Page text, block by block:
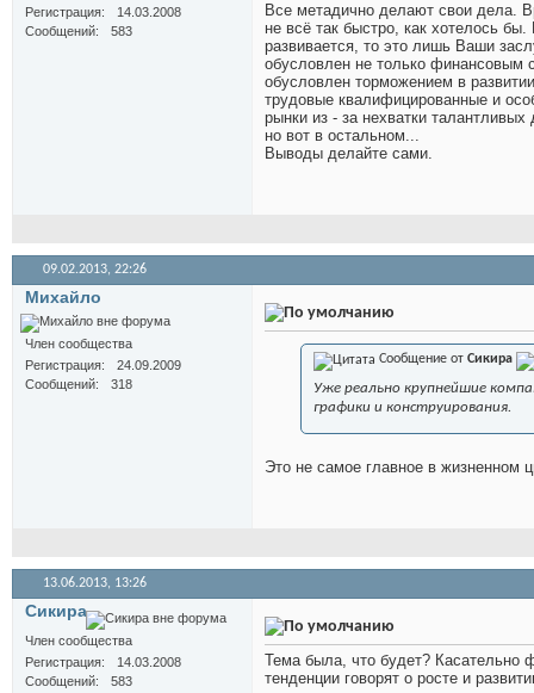
Регистрация
14.03.2008
Сообщений
583
Все метадично делают свои дела.
не всё так быстро, как хотелось
развивается, то это лишь Ваши
обусловлен не только
обусловлен торможением в
трудовые квалифицированные и
рынки из - за нехватки
но вот в остальном...
Выводы делайте сами.
09.02.2013, 22:26
Михайло
Член сообщества
Регистрация
24.09.2009
Сообщений
318
Сообщение от Сикира
Уже реально крупнейшие
графики и конструирования.
Это не самое главное в жизненном
13.06.2013, 13:26
Сикира
Член сообщества
Регистрация
14.03.2008
Сообщений
583
Тема была, что будет? Касательно
тенденции говорят о росте и